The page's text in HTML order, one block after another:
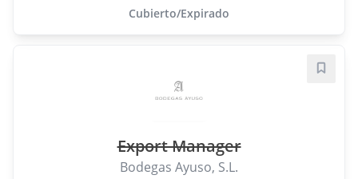
Cubierto/Expirado
Export Manager
Bodegas Ayuso, S.L.